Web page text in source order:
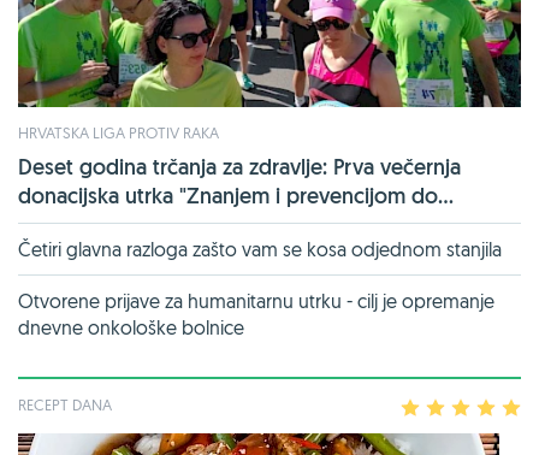
HRVATSKA LIGA PROTIV RAKA
Deset godina trčanja za zdravlje: Prva večernja
donacijska utrka "Znanjem i prevencijom do...
Četiri glavna razloga zašto vam se kosa odjednom stanjila
Otvorene prijave za humanitarnu utrku - cilj je opremanje
dnevne onkološke bolnice
RECEPT DANA 2 3 4